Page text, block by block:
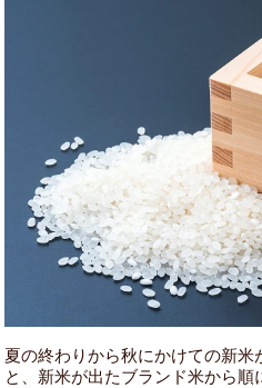
夏の終わりから秋にかけての新米
と、新米が出たブランド米から